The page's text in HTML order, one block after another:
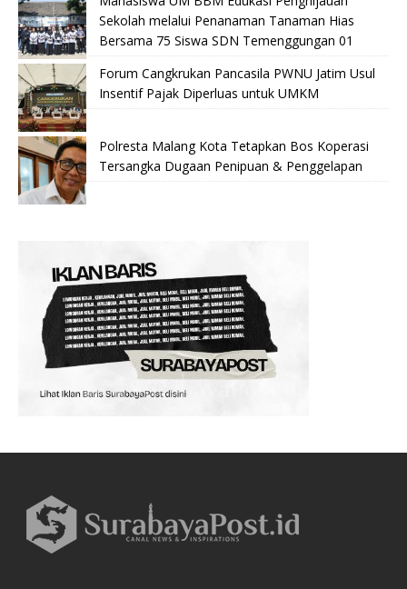
Sekolah melalui Penanaman Tanaman Hias
Bersama 75 Siswa SDN Temenggungan 01
Forum Cangkrukan Pancasila PWNU Jatim Usul
Insentif Pajak Diperluas untuk UMKM
Polresta Malang Kota Tetapkan Bos Koperasi
Tersangka Dugaan Penipuan & Penggelapan